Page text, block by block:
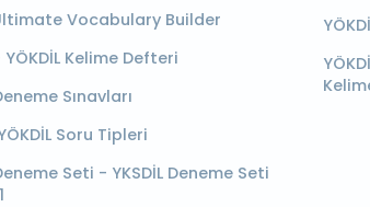
Vocabulary Builder
YÖKDİL Kelime Defteri
Sınavları
Soru Tipleri
Seti - YKSDİL Deneme Seti